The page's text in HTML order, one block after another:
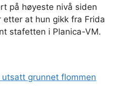
på høyeste nivå siden
etter at hun gikk fra Frida
stafetten i Planica-VM.
grunnet flommen